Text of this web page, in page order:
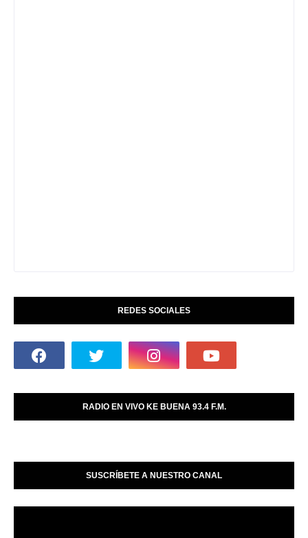
REDES SOCIALES
RADIO EN VIVO KE BUENA 93.4 F.M.
SUSCRÍBETE A NUESTRO CANAL